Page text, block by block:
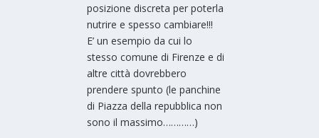
posizione discreta per poterla
nutrire e spesso cambiare!!!
E’ un esempio da cui lo
stesso comune di Firenze e di
altre città dovrebbero
prendere spunto (le panchine
di Piazza della repubblica non
sono il massimo…………)